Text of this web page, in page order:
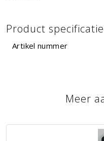
Product
Artikel nummer
Meer